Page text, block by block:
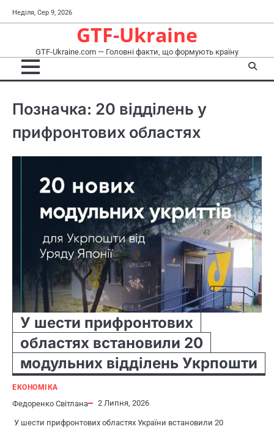
до
Неділя, Сер 9, 2026
GTF-Ukraine
GTF-Ukraine.com — Головні факти, що формують країну
Позначка: 20 відділень у
прифронтових областях
У шести прифронтових
областях встановили 20
модульних відділень Укрпошти
ЕКОНОМІКА
Федоренко Світлана 2 Липня, 2026
У шести прифронтових областях України встановили 20